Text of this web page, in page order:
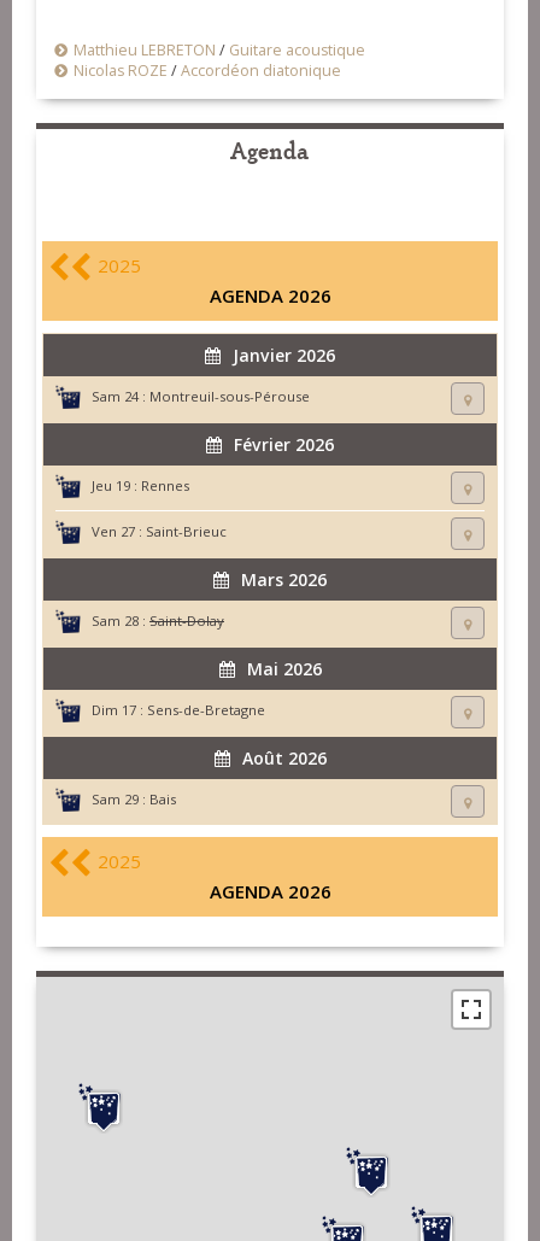
Matthieu LEBRETON / Guitare acoustique
Nicolas ROZE /Accordéon diatonique
Agenda
2025
AGENDA 2026
Janvier 2026
Sam 24 : Montreuil-sous-Pérouse
Février 2026
Jeu 19 : Rennes
Ven 27 : Saint-Brieuc
Mars 2026
Sam 28 : Saint-Dolay
Mai 2026
Dim 17 : Sens-de-Bretagne
Août 2026
Sam 29 : Bais
2025
AGENDA 2026